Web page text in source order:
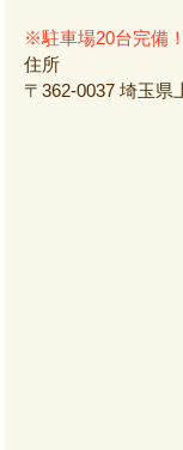
※駐車場20台完備！
住所
〒362-0037 埼玉